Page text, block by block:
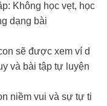
Không học vẹt, học
dạng bài
sẽ được xem ví d
và bài tập tự luyện
niềm vui và sự tự ti